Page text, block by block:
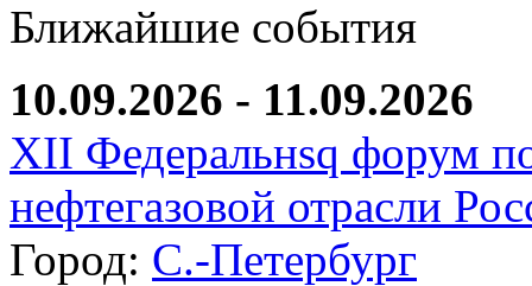
Ближайшие события
10.09.2026 - 11.09.2026
XII Федеральнsq форум
нефтегазовой отрасли
Город: С.-Петербург